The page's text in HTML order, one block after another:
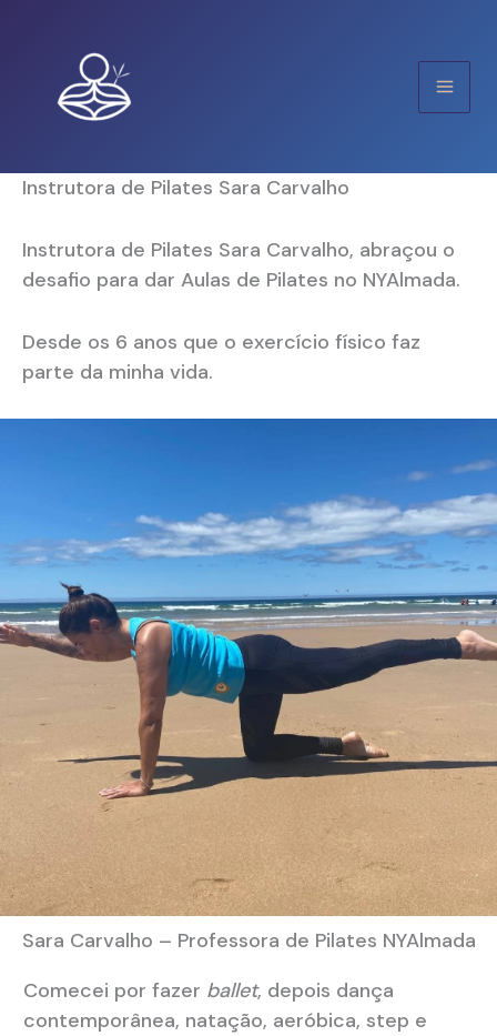
Instrutora de Pilates Sara Carvalho
Instrutora de Pilates Sara Carvalho, abraçou o
desafio para dar Aulas de Pilates no NYAlmada.
Desde os 6 anos que o exercício físico faz
parte da minha vida.
Sara Carvalho – Professora de Pilates NYAlmada
Comecei por fazer ballet, depois dança
contemporânea, natação, aeróbica, step e